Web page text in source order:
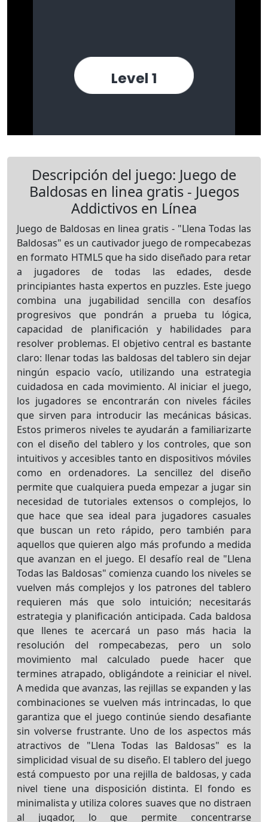
Descripción del juego: Juego de
Baldosas en linea gratis - Juegos
Addictivos en Línea
Juego de Baldosas en linea gratis - "Llena Todas las
Baldosas" es un cautivador juego de rompecabezas
en formato HTML5 que ha sido diseñado para retar
a jugadores de todas las edades, desde
principiantes hasta expertos en puzzles. Este juego
combina una jugabilidad sencilla con desafíos
progresivos que pondrán a prueba tu lógica,
capacidad de planificación y habilidades para
resolver problemas. El objetivo central es bastante
claro: llenar todas las baldosas del tablero sin dejar
ningún espacio vacío, utilizando una estrategia
cuidadosa en cada movimiento. Al iniciar el juego,
los jugadores se encontrarán con niveles fáciles
que sirven para introducir las mecánicas básicas.
Estos primeros niveles te ayudarán a familiarizarte
con el diseño del tablero y los controles, que son
intuitivos y accesibles tanto en dispositivos móviles
como en ordenadores. La sencillez del diseño
permite que cualquiera pueda empezar a jugar sin
necesidad de tutoriales extensos o complejos, lo
que hace que sea ideal para jugadores casuales
que buscan un reto rápido, pero también para
aquellos que quieren algo más profundo a medida
que avanzan en el juego. El desafío real de "Llena
Todas las Baldosas" comienza cuando los niveles se
vuelven más complejos y los patrones del tablero
requieren más que solo intuición; necesitarás
estrategia y planificación anticipada. Cada baldosa
que llenes te acercará un paso más hacia la
resolución del rompecabezas, pero un solo
movimiento mal calculado puede hacer que
termines atrapado, obligándote a reiniciar el nivel.
A medida que avanzas, las rejillas se expanden y las
combinaciones se vuelven más intrincadas, lo que
garantiza que el juego continúe siendo desafiante
sin volverse frustrante. Uno de los aspectos más
atractivos de "Llena Todas las Baldosas" es la
simplicidad visual de su diseño. El tablero del juego
está compuesto por una rejilla de baldosas, y cada
nivel tiene una disposición distinta. El fondo es
minimalista y utiliza colores suaves que no distraen
al jugador, lo que permite concentrarse